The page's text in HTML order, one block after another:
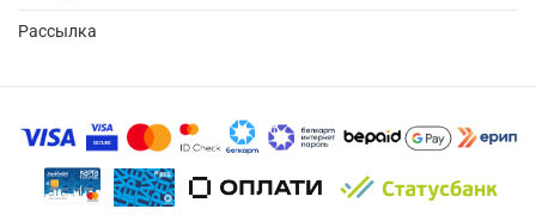
Рассылка